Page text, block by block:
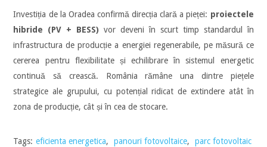
Investiția de la Oradea confirmă direcția clară a pieței: proiectele
hibride (PV + BESS) vor deveni în scurt timp standardul în
infrastructura de producție a energiei regenerabile, pe măsură ce
cererea pentru flexibilitate și echilibrare în sistemul energetic
continuă să crească. România rămâne una dintre piețele
strategice ale grupului, cu potențial ridicat de extindere atât în
zona de producție, cât și în cea de stocare.
Tags: eficienta energetica, panouri fotovoltaice, parc fotovoltaic